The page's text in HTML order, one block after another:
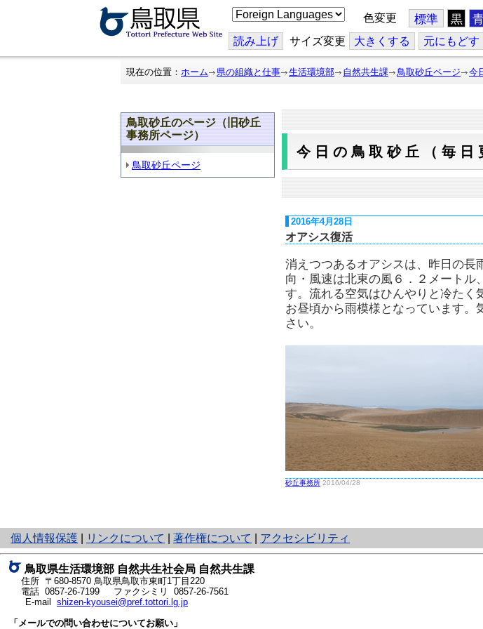
こ
の
ジ
を
翻
色変更 標準 黒
読み上げ サイズ変更 大きくする 元にもどす
現在の位置： ホーム 県の組織と仕事 生活環境部 自然共生課 鳥取砂丘ページ 今
鳥取砂丘のページ（旧砂丘
事務所ページ）
鳥取砂丘ページ
今日の鳥取砂丘（毎日
2016年4月28日
オアシス復活
消えつつあるオアシスは、昨日の長
向・風速は北東の風６．２メートル
す。流れる空気はひんやりと冷たく
お昼頃から雨模様となっています
さい。
砂丘事務所 2016/04/28
個人情報保護
と
り
ネ
ッ
ト
へ
の
リンクについて 著作権について アクセシビリティ
鳥取県生活環境部 自然共生社会局 自然共生課
住所 〒680-8570 鳥取県鳥取市東町1丁目220
電話 0857-26-7199
ファクシミリ 0857-26-7561
E-mail shizen-kyousei@pref.tottori.lg.jp
「メールでの問い合わせについてお願い」